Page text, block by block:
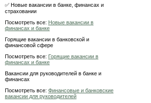
✅ Новые вакансии в банке, финансах и
страховании
Посмотреть все: Новые вакансии в
финансах и банке
Горящие вакансии в банковской и
финансовой сфере
Посмотреть все: Горящие вакансии в
финансах и банке
Вакансии для руководителей в банке и
финансах
Посмотреть все: Финансовые и банковские
вакансии для руководителей